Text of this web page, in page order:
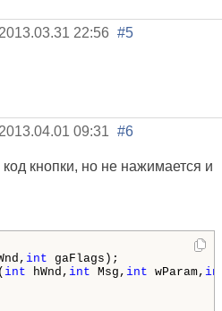
2013.03.31 22:56 #5
2013.04.01 09:31 #6
кнопки, но не нажимается и
int
int hWnd, int Msg, int wParam,